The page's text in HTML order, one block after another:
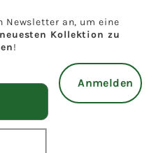
Newsletter an, um eine
Kollektion zu
!